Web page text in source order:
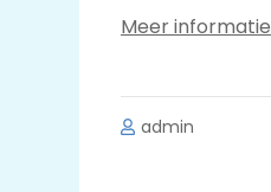
Meer informatie
admin